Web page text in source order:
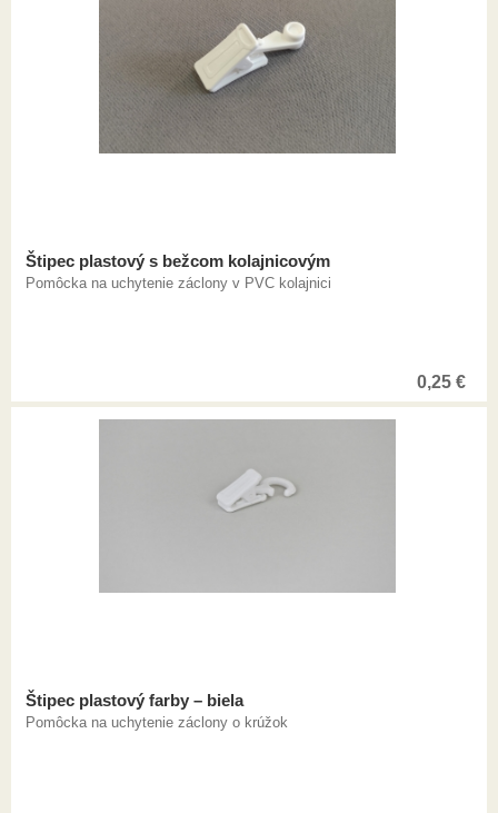
Štipec plastový s bežcom kolajnicovým
Pomôcka na uchytenie záclony v PVC kolajnici
0,25 €
Štipec plastový farby – biela
Pomôcka na uchytenie záclony o krúžok